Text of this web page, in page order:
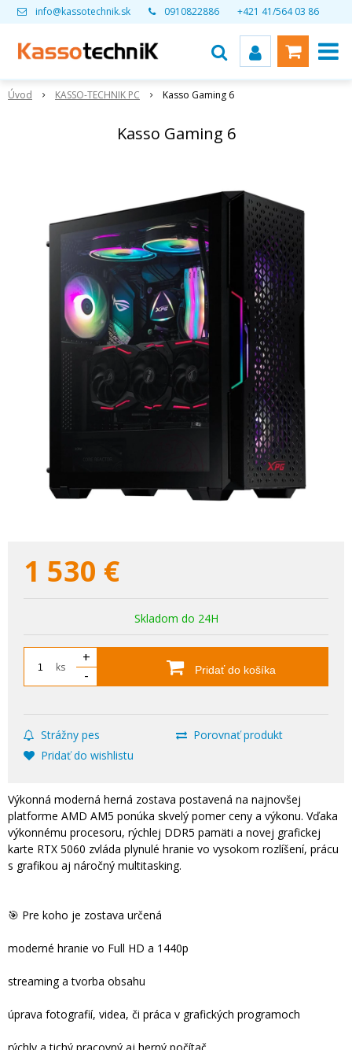
info@kassotechnik.sk 0910822886 +421 41/564 03 86
Úvod KASSO-TECHNIK PC Kasso Gaming 6
Kasso Gaming 6
1 530 €
Skladom do 24H
ks
+
-
Pridať do košíka
Strážny pes
Porovnať produkt
Pridať do wishlistu
Výkonná moderná herná zostava postavená na najnovšej
platforme AMD AM5 ponúka skvelý pomer ceny a výkonu. Vďaka
výkonnému procesoru, rýchlej DDR5 pamäti a novej grafickej
karte RTX 5060 zvláda plynulé hranie vo vysokom rozlíšení, prácu
s grafikou aj náročný multitasking.
🎯 Pre koho je zostava určená
moderné hranie vo Full HD a 1440p
streaming a tvorba obsahu
úprava fotografií, videa, či práca v grafických programoch